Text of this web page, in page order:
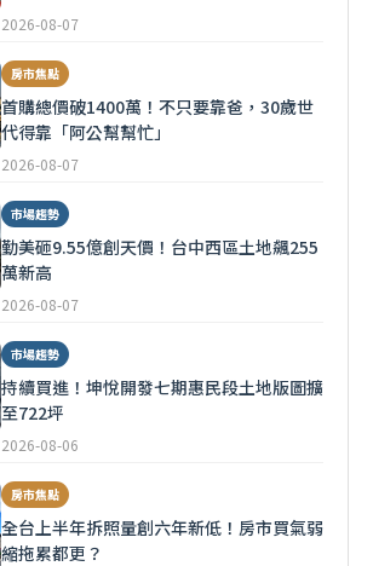
2026-08-07
房市焦點
首購總價破1400萬！不只要靠爸，30歲世
代得靠「阿公幫幫忙」
2026-08-07
市場趨勢
勤美砸9.55億創天價！台中西區土地飆255
萬新高
2026-08-07
市場趨勢
持續買進！坤悅開發七期惠民段土地版圖擴
至722坪
2026-08-06
房市焦點
全台上半年拆照量創六年新低！房市買氣弱
縮拖累都更？